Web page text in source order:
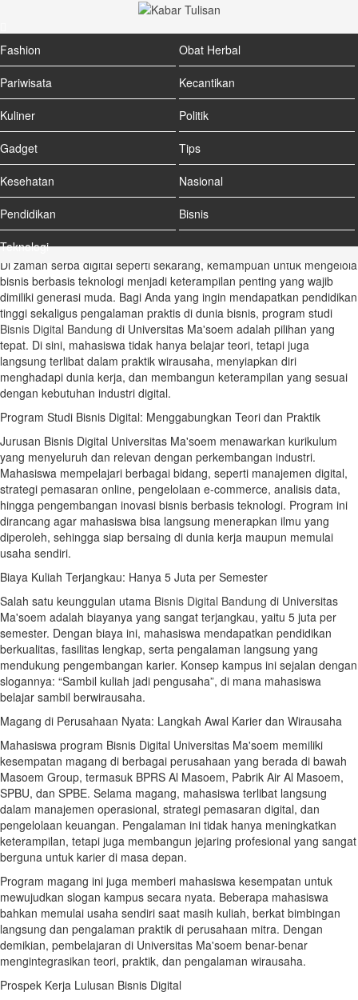
Fashion Obat Herbal
Pariwisata Kecantikan
Kuliner Politik
Gadget Tips
Kesehatan Nasional
Pendidikan Bisnis
Teknologi
BERANDA
Kuliah Bisnis Digital di
Bandung: Sambil Kuliah,
Siap Jadi Pengusaha di
Universitas Ma'soem
357x| Ditulis oleh :
Di zaman serba digital seperti sekarang, kemampuan untuk mengelola
bisnis berbasis teknologi menjadi keterampilan penting yang wajib
dimiliki generasi muda. Bagi Anda yang ingin mendapatkan pendidikan
tinggi sekaligus pengalaman praktis di dunia bisnis, program studi
Bisnis Digital Bandung di Universitas Ma'soem adalah pilihan yang
tepat. Di sini, mahasiswa tidak hanya belajar teori, tetapi juga
langsung terlibat dalam praktik wirausaha, menyiapkan diri
menghadapi dunia kerja, dan membangun keterampilan yang sesuai
dengan kebutuhan industri digital.
Program Studi Bisnis Digital: Menggabungkan Teori dan Praktik
Jurusan Bisnis Digital Universitas Ma'soem menawarkan kurikulum
yang menyeluruh dan relevan dengan perkembangan industri.
Mahasiswa mempelajari berbagai bidang, seperti manajemen digital,
strategi pemasaran online, pengelolaan e-commerce, analisis data,
hingga pengembangan inovasi bisnis berbasis teknologi. Program ini
dirancang agar mahasiswa bisa langsung menerapkan ilmu yang
diperoleh, sehingga siap bersaing di dunia kerja maupun memulai
usaha sendiri.
Biaya Kuliah Terjangkau: Hanya 5 Juta per Semester
Salah satu keunggulan utama Bisnis Digital Bandung di Universitas
Ma'soem adalah biayanya yang sangat terjangkau, yaitu 5 juta per
semester. Dengan biaya ini, mahasiswa mendapatkan pendidikan
berkualitas, fasilitas lengkap, serta pengalaman langsung yang
mendukung pengembangan karier. Konsep kampus ini sejalan dengan
slogannya: “Sambil kuliah jadi pengusaha”, di mana mahasiswa
belajar sambil berwirausaha.
Magang di Perusahaan Nyata: Langkah Awal Karier dan Wirausaha
Mahasiswa program Bisnis Digital Universitas Ma'soem memiliki
kesempatan magang di berbagai perusahaan yang berada di bawah
Masoem Group, termasuk BPRS Al Masoem, Pabrik Air Al Masoem,
SPBU, dan SPBE. Selama magang, mahasiswa terlibat langsung
dalam manajemen operasional, strategi pemasaran digital, dan
pengelolaan keuangan. Pengalaman ini tidak hanya meningkatkan
keterampilan, tetapi juga membangun jejaring profesional yang sangat
berguna untuk karier di masa depan.
Program magang ini juga memberi mahasiswa kesempatan untuk
mewujudkan slogan kampus secara nyata. Beberapa mahasiswa
bahkan memulai usaha sendiri saat masih kuliah, berkat bimbingan
langsung dan pengalaman praktik di perusahaan mitra. Dengan
demikian, pembelajaran di Universitas Ma'soem benar-benar
mengintegrasikan teori, praktik, dan pengalaman wirausaha.
Prospek Kerja Lulusan Bisnis Digital